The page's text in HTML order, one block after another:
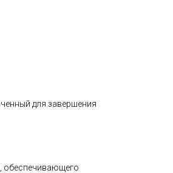
для завершения
обеспечивающего